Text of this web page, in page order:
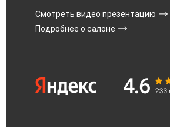
Смотреть видео презентацию
Подробнее о салоне